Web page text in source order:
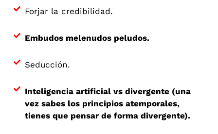
Forjar la credibilidad.
Embudos melenudos peludos.
Seducción.
Inteligencia artificial vs divergente (una
vez sabes los principios atemporales,
tienes que pensar de forma divergente).